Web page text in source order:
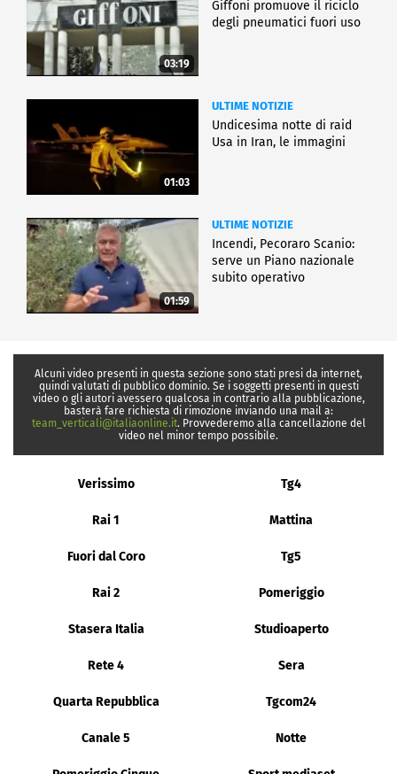
03:19
Giffoni promuove il riciclo
degli pneumatici fuori uso
01:03
ULTIME NOTIZIE
Undicesima notte di raid
Usa in Iran, le immagini
01:59
ULTIME NOTIZIE
Incendi, Pecoraro Scanio:
serve un Piano nazionale
subito operativo
Alcuni video presenti in questa sezione sono stati presi da internet,
quindi valutati di pubblico dominio. Se i soggetti presenti in questi
video o gli autori avessero qualcosa in contrario alla pubblicazione,
basterà fare richiesta di rimozione inviando una mail a:
team_verticali@italiaonline.it. Provvederemo alla cancellazione del
video nel minor tempo possibile.
Verissimo Tg4
Rai 1 Mattina
Fuori dal Coro Tg5
Rai 2 Pomeriggio
Stasera Italia Studioaperto
Rete 4 Sera
Quarta Repubblica Tgcom24
Canale 5 Notte